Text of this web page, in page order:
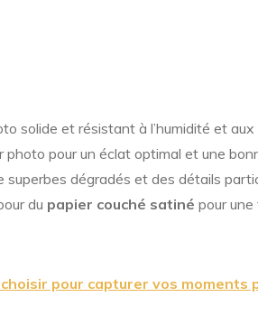
solide et résistant à l’humidité et
photo pour un éclat optimal et une
dégradés et des détails
du papier couché satiné pour
pour capturer vos moments